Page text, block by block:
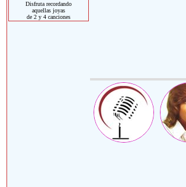
Disfruta recordando
aquellas joyas
de 2 y 4 canciones